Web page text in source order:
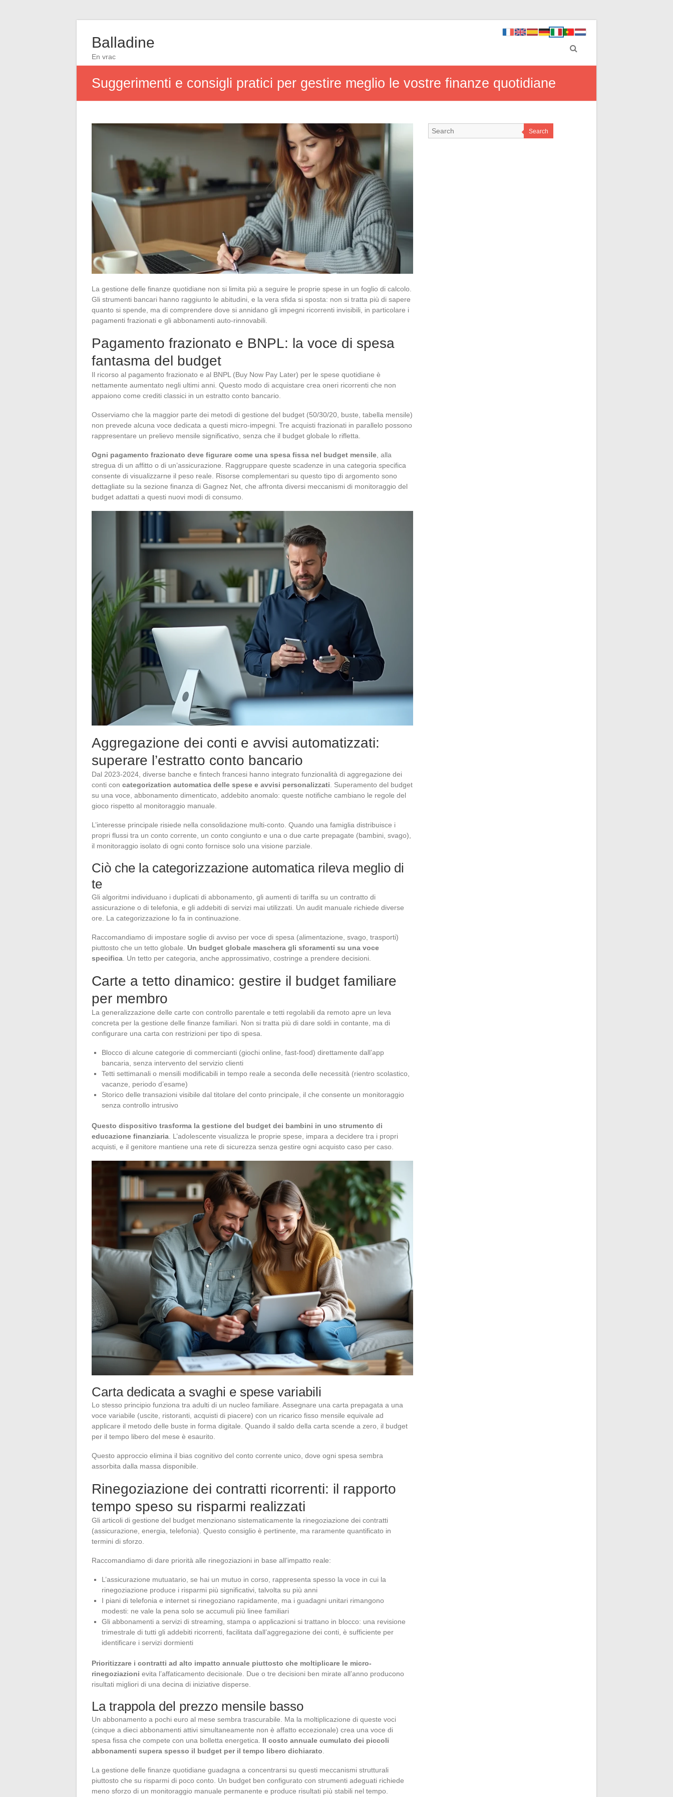
Balladine
En vrac
Suggerimenti e consigli pratici per gestire meglio le vostre finanze quotidiane
La gestione delle finanze quotidiane non si limita più a seguire le proprie spese in un foglio di calcolo.
Gli strumenti bancari hanno raggiunto le abitudini, e la vera sfida si sposta: non si tratta più di sapere
quanto si spende, ma di comprendere dove si annidano gli impegni ricorrenti invisibili, in particolare i
pagamenti frazionati e gli abbonamenti auto-rinnovabili.
Pagamento frazionato e BNPL: la voce di spesa
fantasma del budget
Il ricorso al pagamento frazionato e al BNPL (Buy Now Pay Later) per le spese quotidiane è
nettamente aumentato negli ultimi anni. Questo modo di acquistare crea oneri ricorrenti che non
appaiono come crediti classici in un estratto conto bancario.
Osserviamo che la maggior parte dei metodi di gestione del budget (50/30/20, buste, tabella mensile)
non prevede alcuna voce dedicata a questi micro-impegni. Tre acquisti frazionati in parallelo possono
rappresentare un prelievo mensile significativo, senza che il budget globale lo rifletta.
Ogni pagamento frazionato deve figurare come una spesa fissa nel budget mensile , alla
stregua di un affitto o di un’assicurazione. Raggruppare queste scadenze in una categoria specifica
consente di visualizzarne il peso reale. Risorse complementari su questo tipo di argomento sono
dettagliate su la sezione finanza di Gagnez Net, che affronta diversi meccanismi di monitoraggio del
budget adattati a questi nuovi modi di consumo.
Aggregazione dei conti e avvisi automatizzati:
superare l’estratto conto bancario
Dal 2023-2024, diverse banche e fintech francesi hanno integrato funzionalità di aggregazione dei
conti con categorization automatica delle spese e avvisi personalizzati . Superamento del budget
su una voce, abbonamento dimenticato, addebito anomalo: queste notifiche cambiano le regole del
gioco rispetto al monitoraggio manuale.
L’interesse principale risiede nella consolidazione multi-conto. Quando una famiglia distribuisce i
propri flussi tra un conto corrente, un conto congiunto e una o due carte prepagate (bambini, svago),
il monitoraggio isolato di ogni conto fornisce solo una visione parziale.
Ciò che la categorizzazione automatica rileva meglio di
te
Gli algoritmi individuano i duplicati di abbonamento, gli aumenti di tariffa su un contratto di
assicurazione o di telefonia, e gli addebiti di servizi mai utilizzati. Un audit manuale richiede diverse
ore. La categorizzazione lo fa in continuazione.
Raccomandiamo di impostare soglie di avviso per voce di spesa (alimentazione, svago, trasporti)
piuttosto che un tetto globale. Un budget globale maschera gli sforamenti su una voce
specifica . Un tetto per categoria, anche approssimativo, costringe a prendere decisioni.
Carte a tetto dinamico: gestire il budget familiare
per membro
La generalizzazione delle carte con controllo parentale e tetti regolabili da remoto apre un leva
concreta per la gestione delle finanze familiari. Non si tratta più di dare soldi in contante, ma di
configurare una carta con restrizioni per tipo di spesa.
Blocco di alcune categorie di commercianti (giochi online, fast-food) direttamente dall’app
bancaria, senza intervento del servizio clienti
Tetti settimanali o mensili modificabili in tempo reale a seconda delle necessità (rientro scolastico,
vacanze, periodo d’esame)
Storico delle transazioni visibile dal titolare del conto principale, il che consente un monitoraggio
senza controllo intrusivo
Questo dispositivo trasforma la gestione del budget dei bambini in uno strumento di
educazione finanziaria . L’adolescente visualizza le proprie spese, impara a decidere tra i propri
acquisti, e il genitore mantiene una rete di sicurezza senza gestire ogni acquisto caso per caso.
Carta dedicata a svaghi e spese variabili
Lo stesso principio funziona tra adulti di un nucleo familiare. Assegnare una carta prepagata a una
voce variabile (uscite, ristoranti, acquisti di piacere) con un ricarico fisso mensile equivale ad
applicare il metodo delle buste in forma digitale. Quando il saldo della carta scende a zero, il budget
per il tempo libero del mese è esaurito.
Questo approccio elimina il bias cognitivo del conto corrente unico, dove ogni spesa sembra
assorbita dalla massa disponibile.
Rinegoziazione dei contratti ricorrenti: il rapporto
tempo speso su risparmi realizzati
Gli articoli di gestione del budget menzionano sistematicamente la rinegoziazione dei contratti
(assicurazione, energia, telefonia). Questo consiglio è pertinente, ma raramente quantificato in
termini di sforzo.
Raccomandiamo di dare priorità alle rinegoziazioni in base all’impatto reale:
L’assicurazione mutuatario, se hai un mutuo in corso, rappresenta spesso la voce in cui la
rinegoziazione produce i risparmi più significativi, talvolta su più anni
I piani di telefonia e internet si rinegoziano rapidamente, ma i guadagni unitari rimangono
modesti: ne vale la pena solo se accumuli più linee familiari
Gli abbonamenti a servizi di streaming, stampa o applicazioni si trattano in blocco: una revisione
trimestrale di tutti gli addebiti ricorrenti, facilitata dall’aggregazione dei conti, è sufficiente per
identificare i servizi dormienti
Prioritizzare i contratti ad alto impatto annuale piuttosto che moltiplicare le micro-
rinegoziazioni evita l’affaticamento decisionale. Due o tre decisioni ben mirate all’anno producono
risultati migliori di una decina di iniziative disperse.
La trappola del prezzo mensile basso
Un abbonamento a pochi euro al mese sembra trascurabile. Ma la moltiplicazione di queste voci
(cinque a dieci abbonamenti attivi simultaneamente non è affatto eccezionale) crea una voce di
spesa fissa che compete con una bolletta energetica. Il costo annuale cumulato dei piccoli
abbonamenti supera spesso il budget per il tempo libero dichiarato
La gestione delle finanze quotidiane guadagna a concentrarsi su questi meccanismi strutturali
piuttosto che su risparmi di poco conto. Un budget ben configurato con strumenti adeguati richiede
meno sforzo di un monitoraggio manuale permanente e produce risultati più stabili nel tempo.
Search